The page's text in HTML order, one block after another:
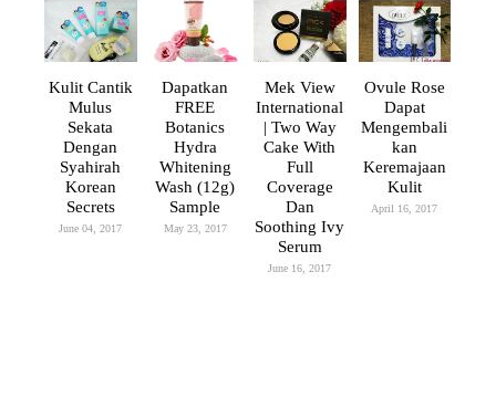
Kulit Cantik
Mulus
Sekata
Dengan
Syahirah
Korean
Secrets
June 04, 2017
Dapatkan
FREE
Botanics
Hydra
Whitening
Wash (12g)
Sample
May 23, 2017
Mek View
International
| Two Way
Cake With
Full
Coverage
Dan
Soothing Ivy
Serum
June 16, 2017
Ovule Rose
Dapat
Mengembali
Kan
Keremajaan
Kulit
April 16, 2017